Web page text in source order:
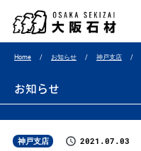
Home お知らせ 神戸支店
お知らせ
神戸支店 2021.07.03